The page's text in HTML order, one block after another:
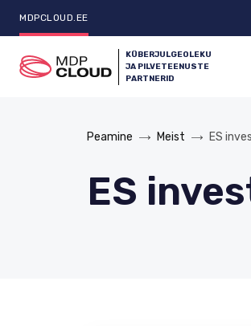
MDPCLOUD.EE
KÜBERJULGEOLEKU
JA PILVETEENUSTE
PARTNERID
Peamine Meist ES
ES